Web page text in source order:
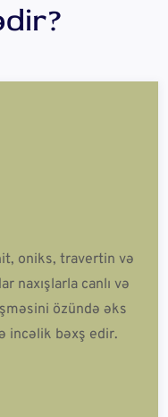
oniks, travertin və
naxışlarla canlı və
özündə əks
incəlik bəxş edir.